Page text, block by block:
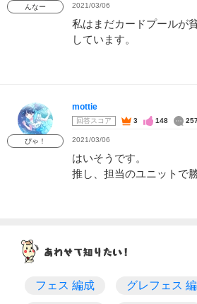
んなー 2021/03/06
私はまだカードプールが
しています。
ぴゃ！
mottie
回答スコア 3 148
2021/03/06
はいそうです。
推し、担当のユニットで
フェス 編成 グレフェス